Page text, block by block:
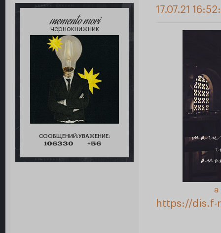
memento mori
чернокнижник
СООБЩЕНИЙ:
106330
УВАЖЕНИЕ:
+56
17.07.21
а
https://dis.f-